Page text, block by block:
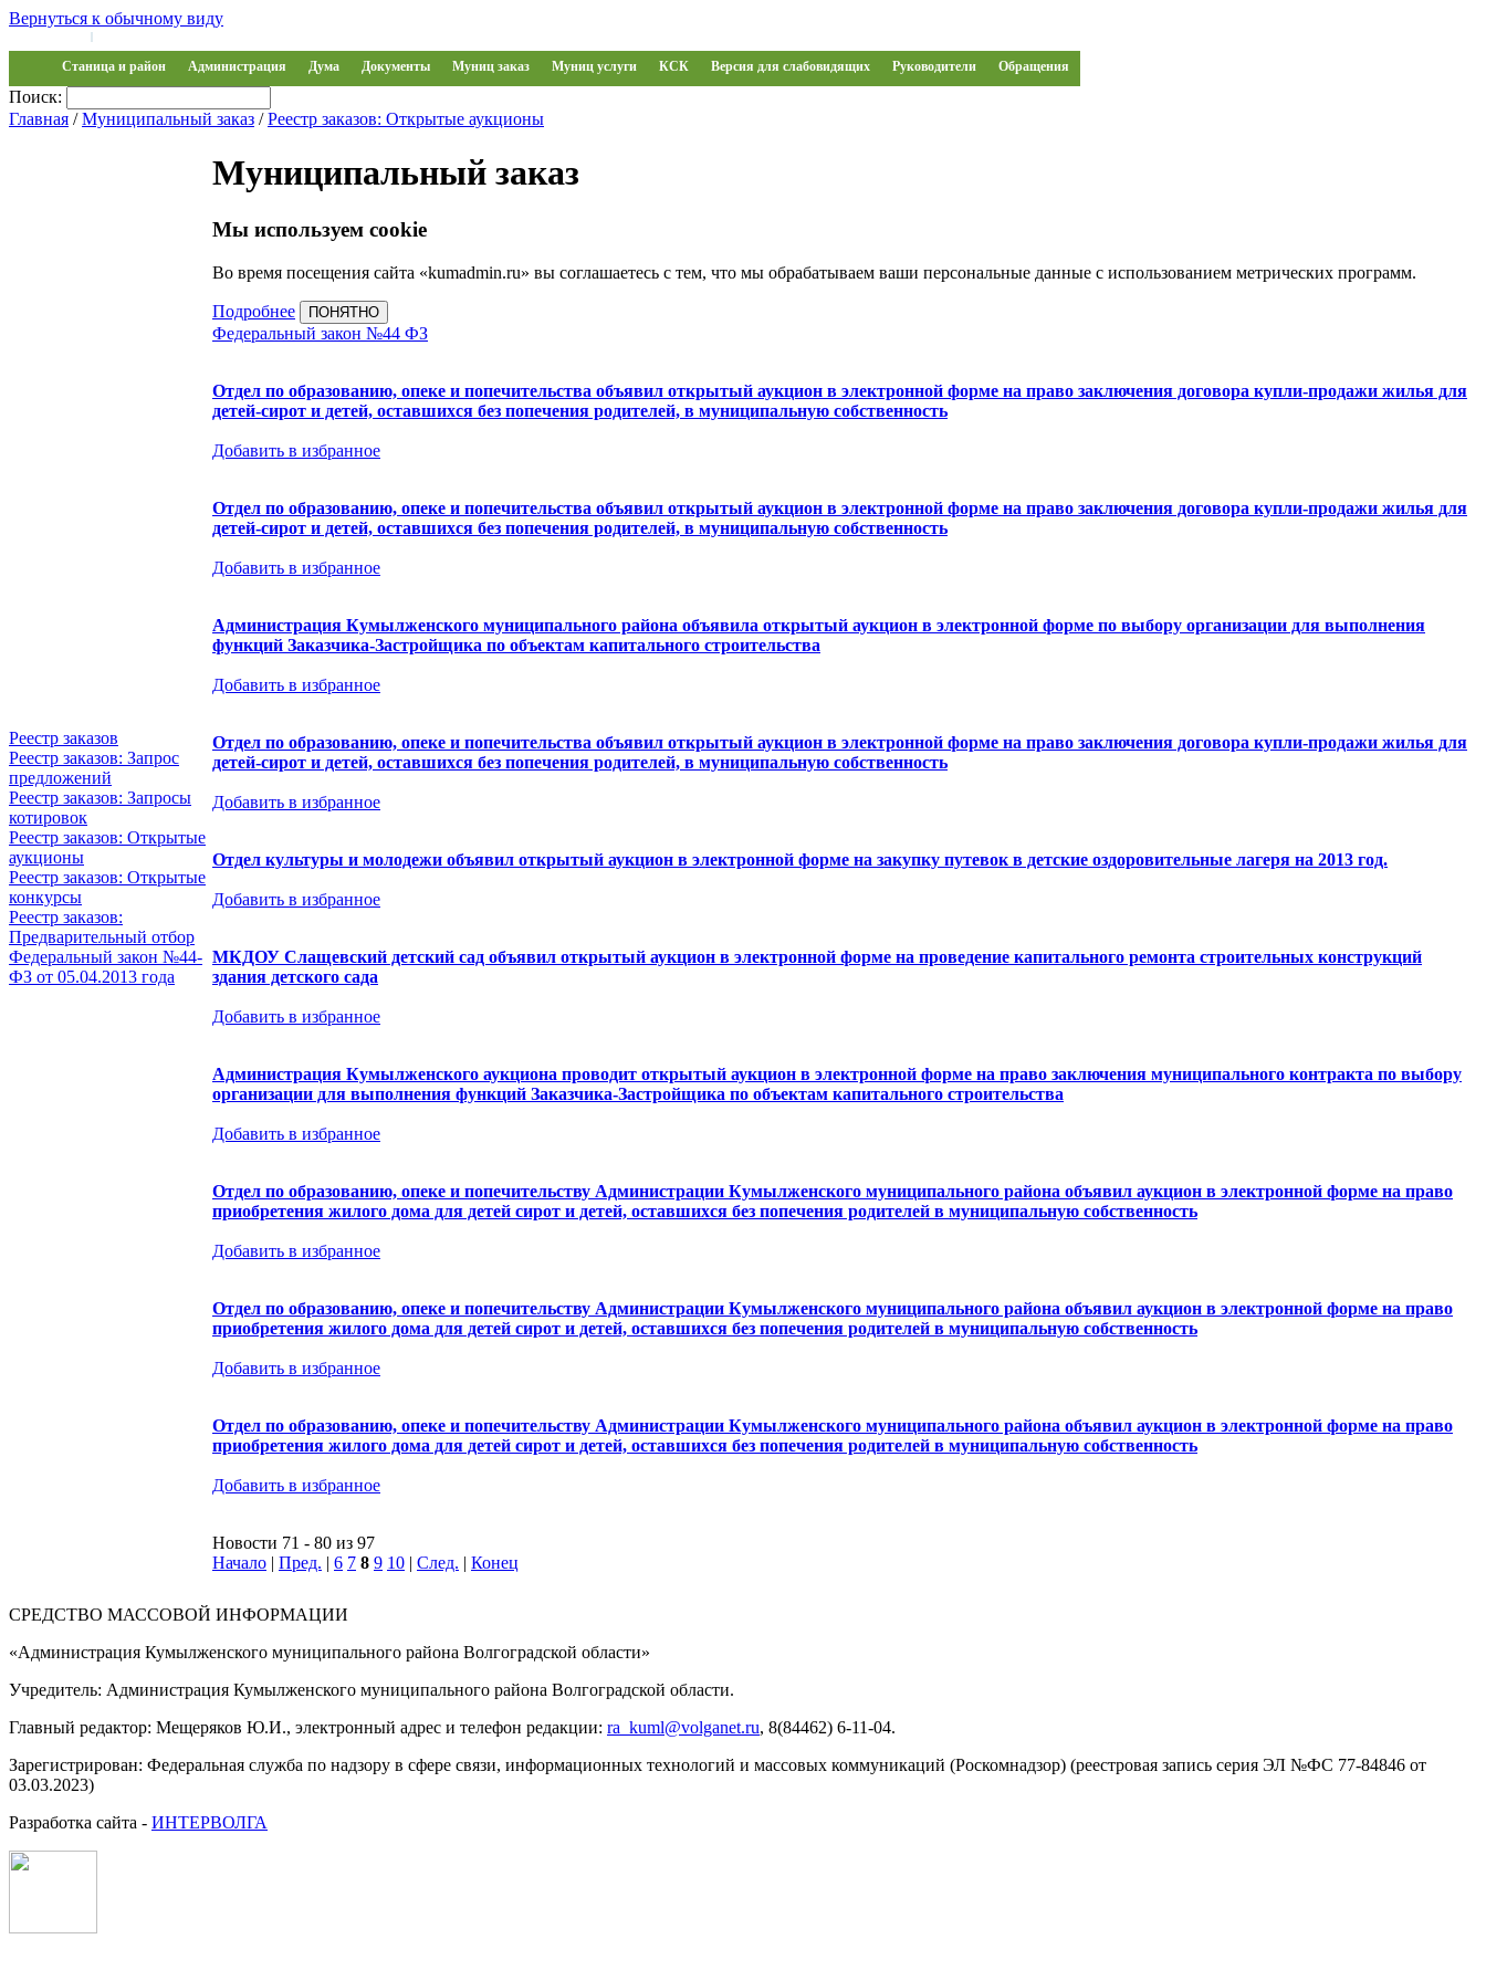
Вернуться к обычному виду
|
Станица и район Администрация Дума Документы Муниц заказ Муниц услуги КСК Версия для слабовидящих Руководители Обращения
Поиск:
Главная /Муниципальный заказ /Реестр заказов: Открытые аукционы
Реестр заказов
Реестр заказов: Запрос
предложений
Реестр заказов: Запросы
котировок
Реестр заказов: Открытые
аукционы
Реестр заказов: Открытые
конкурсы
Реестр заказов:
Предварительный отбор
Федеральный закон №44-
ФЗ от 05.04.2013 года
Муниципальный заказ
Мы используем cookie
Во время посещения сайта «kumadmin.ru» вы соглашаетесь с тем, что мы обрабатываем ваши персональные данные с использованием метрических программ.
Подробнее ПОНЯТНО
Федеральный закон №44 ФЗ
Отдел по образованию, опеке и попечительства объявил открытый аукцион в электронной форме на право заключения договора купли-продажи жилья для
детей-сирот и детей, оставшихся без попечения родителей, в муниципальную собственность
Добавить в избранное
Отдел по образованию, опеке и попечительства объявил открытый аукцион в электронной форме на право заключения договора купли-продажи жилья для
детей-сирот и детей, оставшихся без попечения родителей, в муниципальную собственность
Добавить в избранное
Администрация Кумылженского муниципального района объявила открытый аукцион в электронной форме по выбору организации для выполнения
функций Заказчика-Застройщика по объектам капитального строительства
Добавить в избранное
Отдел по образованию, опеке и попечительства объявил открытый аукцион в электронной форме на право заключения договора купли-продажи жилья для
детей-сирот и детей, оставшихся без попечения родителей, в муниципальную собственность
Добавить в избранное
Отдел культуры и молодежи объявил открытый аукцион в электронной форме на закупку путевок в детские оздоровительные лагеря на 2013 год.
Добавить в избранное
МКДОУ Слащевский детский сад объявил открытый аукцион в электронной форме на проведение капитального ремонта строительных конструкций
здания детского сада
Добавить в избранное
Администрация Кумылженского аукциона проводит открытый аукцион в электронной форме на право заключения муниципального контракта по выбору
организации для выполнения функций Заказчика-Застройщика по объектам капитального строительства
Добавить в избранное
Отдел по образованию, опеке и попечительству Администрации Кумылженского муниципального района объявил аукцион в электронной форме на право
приобретения жилого дома для детей сирот и детей, оставшихся без попечения родителей в муниципальную собственность
Добавить в избранное
Отдел по образованию, опеке и попечительству Администрации Кумылженского муниципального района объявил аукцион в электронной форме на право
приобретения жилого дома для детей сирот и детей, оставшихся без попечения родителей в муниципальную собственность
Добавить в избранное
Отдел по образованию, опеке и попечительству Администрации Кумылженского муниципального района объявил аукцион в электронной форме на право
приобретения жилого дома для детей сирот и детей, оставшихся без попечения родителей в муниципальную собственность
Добавить в избранное
Новости 71 - 80 из 97
Начало | Пред. | 6 7 8 9 10 | След. | Конец
СРЕДСТВО МАССОВОЙ ИНФОРМАЦИИ
«Администрация Кумылженского муниципального района Волгоградской области»
Учредитель: Администрация Кумылженского муниципального района Волгоградской области.
Главный редактор: Мещеряков Ю.И., электронный адрес и телефон редакции: ra_kuml@volganet.ru, 8(84462) 6-11-04.
Зарегистрирован: Федеральная служба по надзору в сфере связи, информационных технологий и массовых коммуникаций (Роскомнадзор) (реестровая запись серия ЭЛ №ФС 77-84846 от
03.03.2023)
Разработка сайта - ИНТЕРВОЛГА